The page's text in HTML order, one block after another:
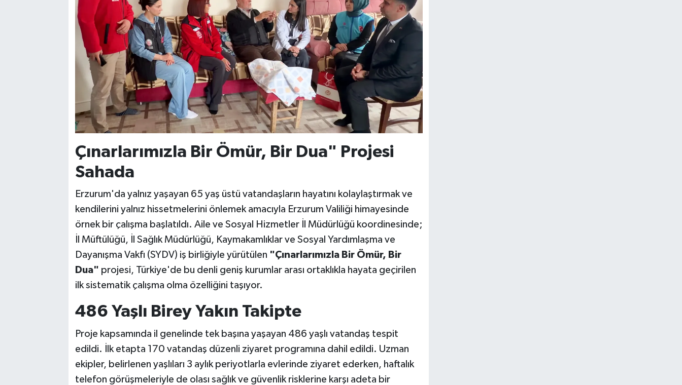
Çınarlarımızla Bir Ömür, Bir Dua" Projesi
Sahada
Erzurum'da yalnız yaşayan 65 yaş üstü vatandaşların hayatını kolaylaştırmak ve
kendilerini yalnız hissetmelerini önlemek amacıyla Erzurum Valiliği himayesinde
örnek bir çalışma başlatıldı. Aile ve Sosyal Hizmetler İl Müdürlüğü koordinesinde;
İl Müftülüğü, İl Sağlık Müdürlüğü, Kaymakamlıklar ve Sosyal Yardımlaşma ve
Dayanışma Vakfı (SYDV) iş birliğiyle yürütülen "Çınarlarımızla Bir Ömür, Bir
Dua" projesi, Türkiye'de bu denli geniş kurumlar arası ortaklıkla hayata geçirilen
ilk sistematik çalışma olma özelliğini taşıyor.
486 Yaşlı Birey Yakın Takipte
Proje kapsamında il genelinde tek başına yaşayan 486 yaşlı vatandaş tespit
edildi. İlk etapta 170 vatandaş düzenli ziyaret programına dahil edildi. Uzman
ekipler, belirlenen yaşlıları 3 aylık periyotlarla evlerinde ziyaret ederken, haftalık
telefon görüşmeleriyle de olası sağlık ve güvenlik risklerine karşı adeta bir